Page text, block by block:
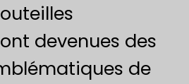
devenues des
de